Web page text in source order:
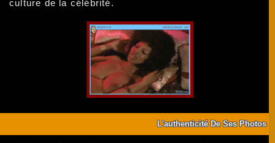
culture de la célébrité.
L'authenticité De Ses Photos